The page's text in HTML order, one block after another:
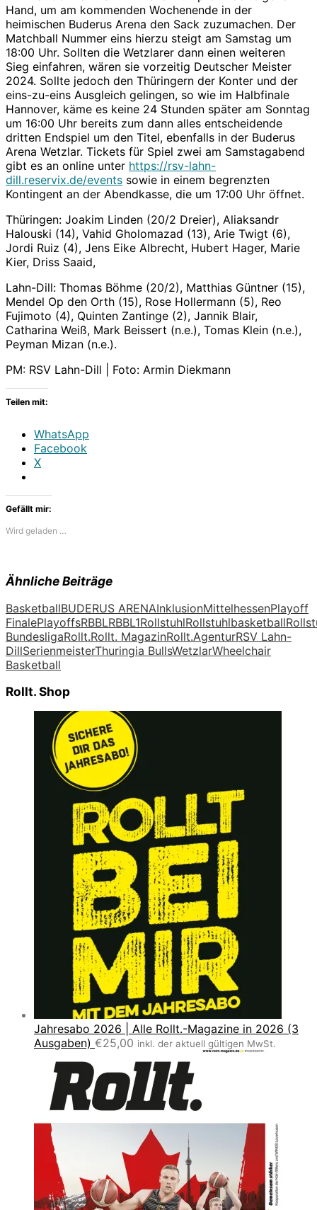
Hand, um am kommenden Wochenende in der
heimischen Buderus Arena den Sack zuzumachen. Der
Matchball Nummer eins hierzu steigt am Samstag um
18:00 Uhr. Sollten die Wetzlarer dann einen weiteren
Sieg einfahren, wären sie vorzeitig Deutscher Meister
2024. Sollte jedoch den Thüringern der Konter und der
eins-zu-eins Ausgleich gelingen, so wie im Halbfinale
Hannover, käme es keine 24 Stunden später am Sonntag
um 16:00 Uhr bereits zum dann alles entscheidende
dritten Endspiel um den Titel, ebenfalls in der Buderus
Arena Wetzlar. Tickets für Spiel zwei am Samstagabend
gibt es an online unter https://rsv-lahn-
dill.reservix.de/events sowie in einem begrenzten
Kontingent an der Abendkasse, die um 17:00 Uhr öffnet.
Thüringen: Joakim Linden (20/2 Dreier), Aliaksandr
Halouski (14), Vahid Gholomazad (13), Arie Twigt (6),
Jordi Ruiz (4), Jens Eike Albrecht, Hubert Hager, Marie
Kier, Driss Saaid,
Lahn-Dill: Thomas Böhme (20/2), Matthias Güntner (15),
Mendel Op den Orth (15), Rose Hollermann (5), Reo
Fujimoto (4), Quinten Zantinge (2), Jannik Blair,
Catharina Weiß, Mark Beissert (n.e.), Tomas Klein (n.e.),
Peyman Mizan (n.e.).
PM: RSV Lahn-Dill | Foto: Armin Diekmann
Teilen mit:
WhatsApp
Facebook
X
Gefällt mir:
Wird geladen …
Ähnliche Beiträge
BasketballBUDERUS ARENAInklusionMittelhessenPlayoff
FinalePlayoffsRBBLRBBL1RollstuhlRollstuhlbasketball
BundesligaRollt.Rollt. MagazinRollt.AgenturRSV Lahn-
DillSerienmeisterThuringia BullsWetzlarWheelchair
Basketball
Rollt. Shop
Jahresabo 2026 | Alle Rollt.-Magazine in 2026 (3
Ausgaben) €25,00 inkl. der aktuell gültigen MwSt.